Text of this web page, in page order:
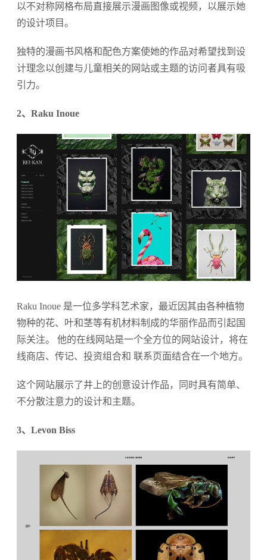
以不对称网格布局直接展示漫画图像或视频，以展示她
的设计项目。
独特的漫画书风格和配色方案使她的作品对希望找到设
计理念以创建与儿童相关的网站或主题的访问者具有吸
引力。
2、Raku Inoue
Raku Inoue 是一位多学科艺术家，最近因其由各种植物
物种的花、叶和茎等有机材料制成的华丽作品而引起国
际关注。 他的在线网站是一个全方位的网站设计，将在
线商店、传记、投资组合和 联系页面结合在一个地方。
这个网站展示了井上的创意设计作品，同时具有简单、
不分散注意力的设计和主题。
3、Levon Biss